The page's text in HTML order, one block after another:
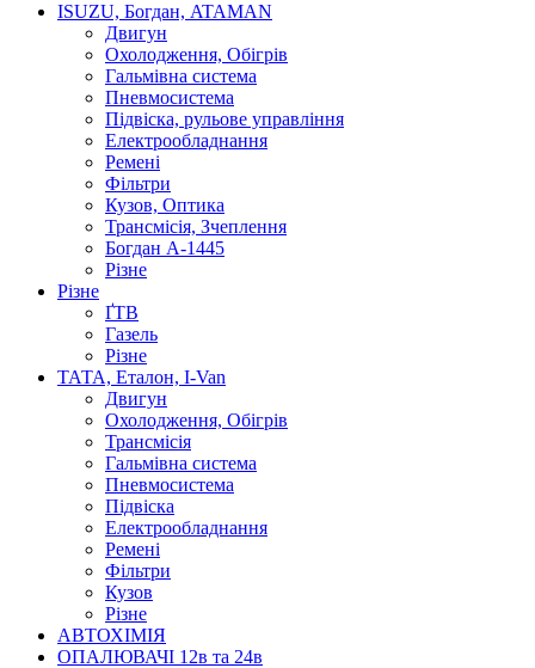
ISUZU, Богдан, ATAMAN
Двигун
Охолодження, Обігрів
Гальмівна система
Пневмосистема
Підвіска, рульове управління
Електрообладнання
Ремені
Фільтри
Кузов, Оптика
Трансмісія, Зчеплення
Богдан А-1445
Різне
Різне
ҐТВ
Газель
Різне
ТАТА, Еталон, I-Van
Двигун
Охолодження, Обігрів
Трансмісія
Гальмівна система
Пневмосистема
Підвіска
Електрообладнання
Ремені
Фільтри
Кузов
Різне
АВТОХІМІЯ
ОПАЛЮВАЧІ 12в та 24в